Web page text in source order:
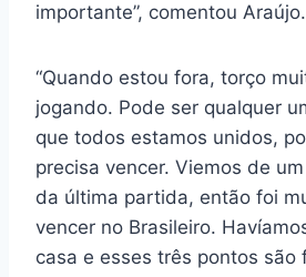
importante”, comentou Araújo.
“Quando estou fora, torço
jogando. Pode ser qualquer
que todos estamos unidos,
precisa vencer. Viemos de
da última partida, então foi
vencer no Brasileiro.
casa e esses três pontos são